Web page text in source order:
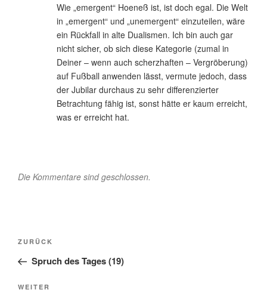
Wie „emergent“ Hoeneß ist, ist doch egal. Die Welt
in „emergent“ und „unemergent“ einzuteilen, wäre
ein Rückfall in alte Dualismen. Ich bin auch gar
nicht sicher, ob sich diese Kategorie (zumal in
Deiner – wenn auch scherzhaften – Vergröberung)
auf Fußball anwenden lässt, vermute jedoch, dass
der Jubilar durchaus zu sehr differenzierter
Betrachtung fähig ist, sonst hätte er kaum erreicht,
was er erreicht hat.
Die Kommentare sind geschlossen.
Beitragsnavigation
Vorheriger
Beitrag
ZURÜCK
Spruch des Tages (19)
Nächster
WEITER